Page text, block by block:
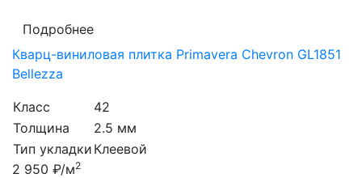
Подробнее
Кварц-виниловая плитка Primavera Chevron GL1851
Bellezza
Класс
42
Толщина
2.5 мм
Тип укладки Клеевой
2 950 ₽/м2